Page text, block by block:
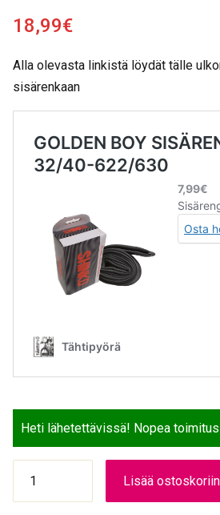
18,99€
Alla olevasta linkistä löydät tälle
sisärenkaan
Heti lähetettävissä! Nopea
ULKORENGAS
32-
Lisää ostoskoriin